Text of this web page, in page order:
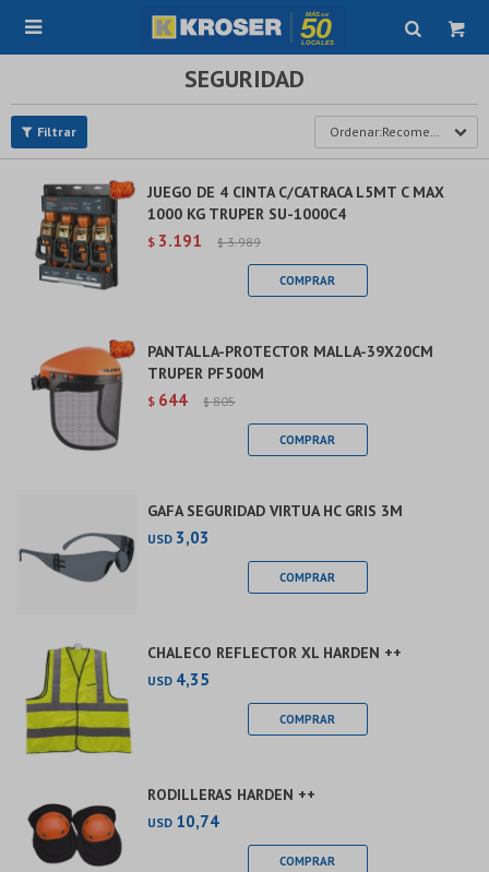

SEGURIDAD
Recomendados
JUEGO DE 4 CINTA C/CATRACA L5MT C MAX
1000 KG TRUPER SU-1000C4
$ 3.191 $ 3.989
PANTALLA-PROTECTOR MALLA-39X20CM
TRUPER PF500M
$ 644 $ 805
GAFA SEGURIDAD VIRTUA HC GRIS 3M
USD 3,03
CHALECO REFLECTOR XL HARDEN ++
USD 4,35
RODILLERAS HARDEN ++
USD 10,74